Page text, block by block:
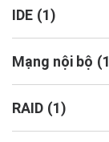
IDE (1)
Mạng nội bộ (
RAID (1)